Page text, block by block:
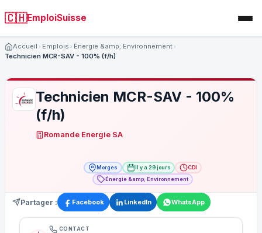
🇨🇭EmploiSuisse
Accueil Emplois
Énergie &amp; Environnement
Technicien MCR-SAV - 100% (f/h)
Technicien MCR-SAV - 100%
(f/h)
Romande Energie SA
Morges Il y a 29 jours
CDI
Énergie &amp; Environnement
Partager : Facebook LinkedIn WhatsApp
CONTACT